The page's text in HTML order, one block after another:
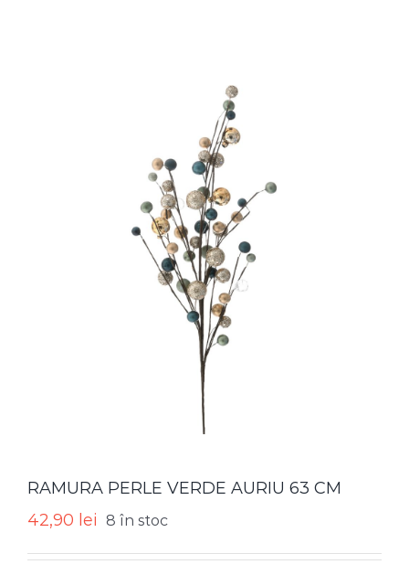
RAMURA PERLE VERDE AURIU 63 CM
42,90 lei 8 în stoc